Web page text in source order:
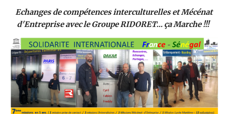
Echanges de compétences interculturelles et Mécénat
d'Entreprise avec le Groupe RIDORET... ça Marche !!!